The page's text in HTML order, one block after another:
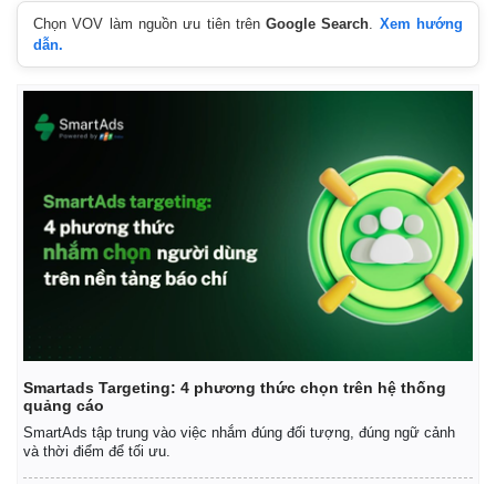
Chọn VOV làm nguồn ưu tiên trênGoogle Search. Xem hướng
dẫn.
Smartads Targeting: 4 phương thức chọn trên hệ thống
quảng cáo
SmartAds tập trung vào việc nhắm đúng đối tượng, đúng ngữ cảnh
và thời điểm để tối ưu.